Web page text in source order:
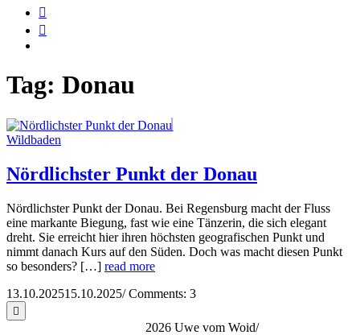
Tag: Donau
Wildbaden
Nördlichster Punkt der Donau
Nördlichster Punkt der Donau. Bei Regensburg macht der Fluss
eine markante Biegung, fast wie eine Tänzerin, die sich elegant
dreht. Sie erreicht hier ihren höchsten geografischen Punkt und
nimmt danach Kurs auf den Süden. Doch was macht diesen Punkt
so besonders? […] read more
13.10.202515.10.2025/Comments: 3
2026 Uwe vom Woid/